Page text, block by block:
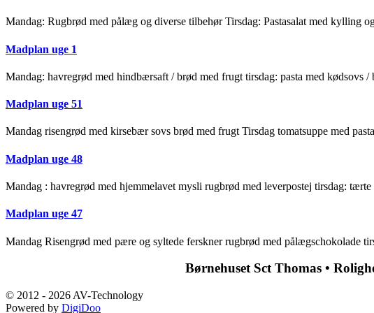
Mandag: Rugbrød med pålæg og diverse tilbehør Tirsdag: Pastasalat med kylling
Madplan uge 1
Mandag: havregrød med hindbærsaft / brød med frugt tirsdag: pasta med kødsovs
Madplan uge 51
Mandag risengrød med kirsebær sovs brød med frugt Tirsdag tomatsuppe med
Madplan uge 48
Mandag : havregrød med hjemmelavet mysli rugbrød med leverpostej tirsdag:
Madplan uge 47
Mandag Risengrød med pære og syltede ferskner rugbrød med pålægschokolade
Børnehuset Sct Thomas •
© 2012 - 2026 AV-Technology
Powered by DigiDoo